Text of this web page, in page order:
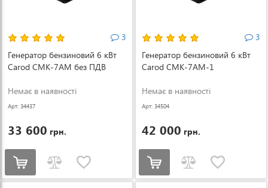
3
Генератор бензиновий 6 кВт
Carod CMK-7AM без ПДВ
Немає в наявності
Арт: 34437
33 600 грн.
3
Генератор бензиновий 6 кВт
Carod CMK-7AM-1
Немає в наявності
Арт: 34504
42 000 грн.